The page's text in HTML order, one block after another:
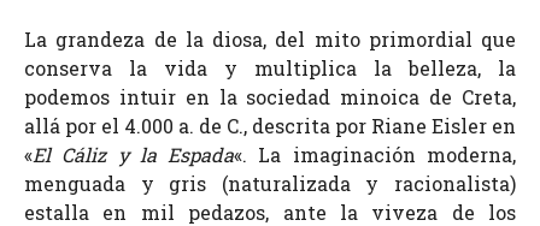
La grandeza de la diosa, del mito primordial que
conserva la vida y multiplica la belleza, la
podemos intuir en la sociedad minoica de Creta,
allá por el 4.000 a. de C., descrita por Riane Eisler en
«El Cáliz y la Espada«. La imaginación moderna,
menguada y gris (naturalizada y racionalista)
estalla en mil pedazos, ante la viveza de los